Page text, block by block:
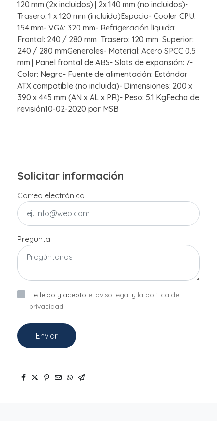
120 mm (2x incluidos) | 2x 140 mm (no incluidos)-
Trasero: 1 x 120 mm (incluido)Espacio- Cooler CPU:
154 mm- VGA: 320 mm- Refrigeración líquida:
Frontal: 240 / 280 mm Trasero: 120 mm Superior:
240 / 280 mmGenerales- Material: Acero SPCC 0.5
mm | Panel frontal de ABS- Slots de expansión: 7-
Color: Negro- Fuente de alimentación: Estándar
ATX compatible (no incluida)- Dimensiones: 200 x
390 x 445 mm (AN x AL x PR)- Peso: 5.1 KgFecha de
revisión10-02-2020 por MSB
Solicitar información
Correo electrónico
Pregunta
He leído y acepto el aviso legal y la política de
privacidad
Enviar